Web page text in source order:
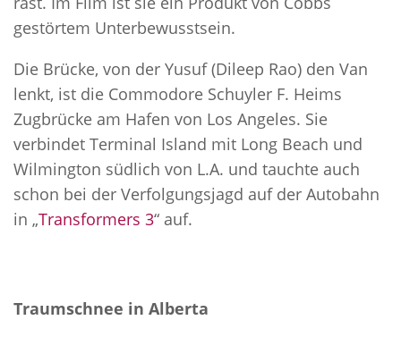
gestörtem Unterbewusstsein.
Die Brücke, von der Yusuf (Dileep Rao) den Van
lenkt, ist die Commodore Schuyler F. Heims
Zugbrücke am Hafen von Los Angeles. Sie
verbindet Terminal Island mit Long Beach und
Wilmington südlich von L.A. und tauchte auch
schon bei der Verfolgungsjagd auf der Autobahn
in „Transformers 3“ auf.
Traumschnee in Alberta